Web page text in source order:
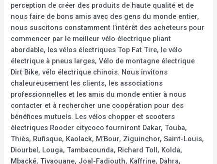
perception de créer des produits de haute qualité et de
nous faire de bons amis avec des gens du monde entier,
nous suscitons constamment l’intérêt des acheteurs pour
commencer par le meilleur vélo électrique pliant
abordable, les vélos électriques Top Fat Tire, le vélo
électrique à pneus larges, Vélo de montagne électrique
Dirt Bike, vélo électrique chinois. Nous invitons
chaleureusement les clients, les associations
professionnelles et les amis du monde entier à nous
contacter et à rechercher une coopération pour des
bénéfices mutuels. Les vélos chopper et scooters
électriques Rooder citycoco fourniront Dakar, Touba,
Thiès, Rufisque, Kaolack, M’Bour, Ziguinchor, Saint-Louis,
Diourbel, Louga, Tambacounda, Richard Toll, Kolda,
Mbacké, Tivaouane, Joal-Fadiouth, Kaffrine, Dahra,